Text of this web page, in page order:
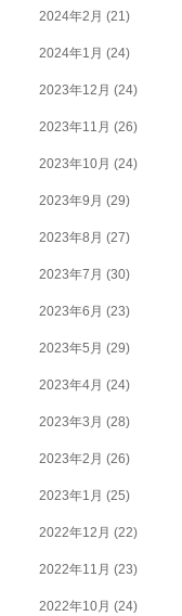
2024年2月 (21)
2024年1月 (24)
2023年12月 (24)
2023年11月 (26)
2023年10月 (24)
2023年9月 (29)
2023年8月 (27)
2023年7月 (30)
2023年6月 (23)
2023年5月 (29)
2023年4月 (24)
2023年3月 (28)
2023年2月 (26)
2023年1月 (25)
2022年12月 (22)
2022年11月 (23)
2022年10月 (24)